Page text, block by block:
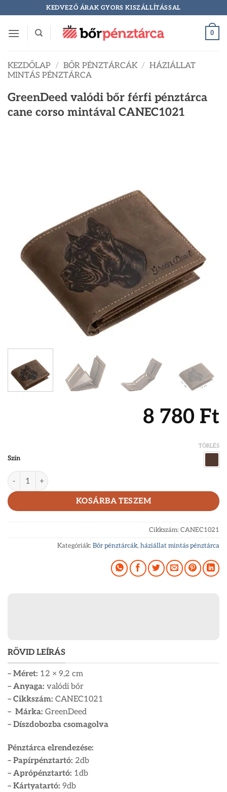
to
content
KEDVEZŐ ÁRAK GYORS KISZÁLLÍTÁSSAL
0
KEZDŐLAP / BŐR PÉNZTÁRCÁK / HÁZIÁLLAT
MINTÁS PÉNZTÁRCA
GreenDeed valódi bőr férfi pénztárca
cane corso mintával CANEC1021
RÖVID LEÍRÁS
– Méret: 12 × 9,2 cm
– Anyaga: valódi bőr
– Cikkszám: CANEC1021
– Márka: GreenDeed
– Díszdobozba csomagolva
Pénztárca elrendezése:
– Papírpénztartó: 2db
– Aprópénztartó: 1db
– Kártyatartó: 9db
8 780 Ft
Szín
TÖRLÉS
GreenDeed valódi bőr férfi pénztárca cane corso mintával
KOSÁRBA TESZEM
Cikkszám: CANEC1021
Kategóriák: Bőr pénztárcák, háziállat mintás pénztárca